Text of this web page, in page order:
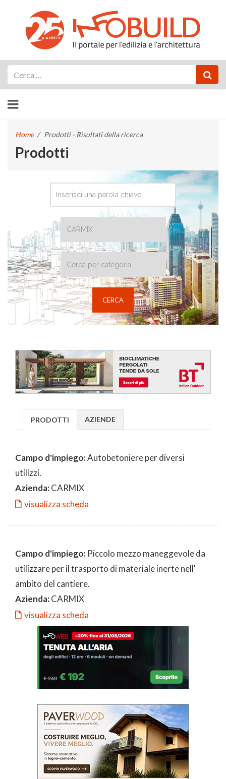
Home / Prodotti - Risultati della ricerca
Prodotti
PRODOTTI AZIENDE
Campo d'impiego:Autobetoniere per diversi
utilizzi.
Azienda:CARMIX
visualizza scheda
Campo d'impiego: Piccolo mezzo maneggevole da
utilizzare per il trasporto di materiale inerte nell'
ambito del cantiere.
Azienda:CARMIX
visualizza scheda